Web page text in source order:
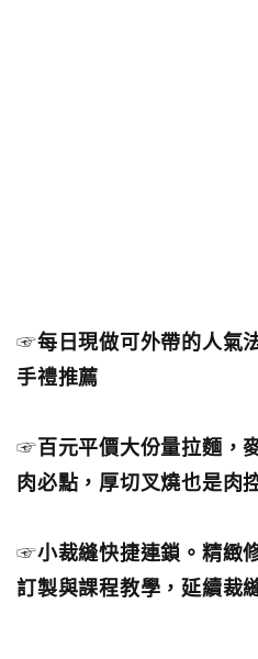
☞每日現做可外帶的人氣
手禮推薦
☞ 百元平價大份量拉麵，
肉必點，厚切叉燒也是肉
☞小裁縫快捷連鎖。精緻
訂製與課程教學，延續裁